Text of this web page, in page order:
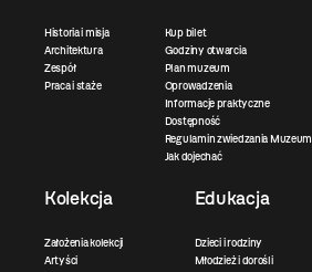
Historia i misja
Architektura
Zespół
Praca i staże
Kup bilet
Godziny otwarcia
Plan muzeum
Oprowadzenia
Informacje praktyczne
Dostępność
Regulamin zwiedzania Muzeum
Jak dojechać
Kolekcja
Założenia kolekcji
Artyści
Edukacja
Dzieci i rodziny
Młodzież i dorośli